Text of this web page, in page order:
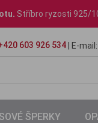
Stříbro ryzosti 925/
603 926 534| E-mail:
ŠPERKY